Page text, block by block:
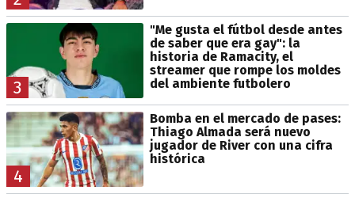
3
"Me gusta el fútbol desde antes
de saber que era gay": la
historia de Ramacity, el
streamer que rompe los moldes
del ambiente futbolero
4
Bomba en el mercado de pases:
Thiago Almada será nuevo
jugador de River con una cifra
histórica